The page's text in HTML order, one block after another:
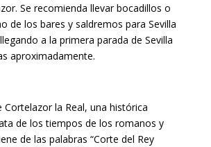
Se recomienda llevar bocadillos o
de los bares y saldremos para Sevilla
a la primera parada de Sevilla
aproximadamente.
Cortelazor la Real, una histórica
de los tiempos de los romanos y
de las palabras “Corte del Rey